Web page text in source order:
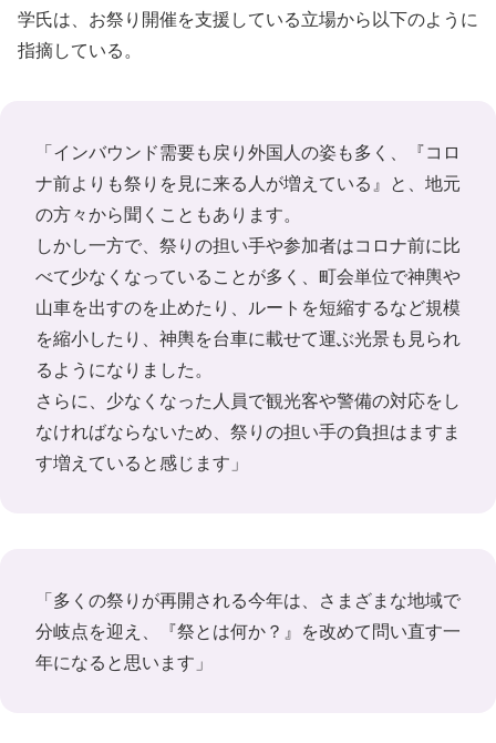
学氏は、お祭り開催を支援している立場から以下のように
指摘している。
「インバウンド需要も戻り外国人の姿も多く、『コロ
ナ前よりも祭りを見に来る人が増えている』と、地元
の方々から聞くこともあります。
しかし一方で、祭りの担い手や参加者はコロナ前に比
べて少なくなっていることが多く、町会単位で神輿や
山車を出すのを止めたり、ルートを短縮するなど規模
を縮小したり、神輿を台車に載せて運ぶ光景も見られ
るようになりました。
さらに、少なくなった人員で観光客や警備の対応をし
なければならないため、祭りの担い手の負担はますま
す増えていると感じます」
「多くの祭りが再開される今年は、さまざまな地域で
分岐点を迎え、『祭とは何か？』を改めて問い直す一
年になると思います」